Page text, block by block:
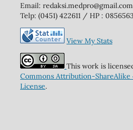
Email: redaksi.medpro@gmail.com
Telp: (0451) 422611 / HP :
View My Stats
This work is
Commons Attribution-
License.